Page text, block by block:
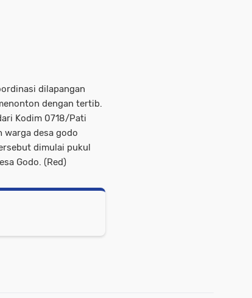
dilapangan
dengan tertib.
Kodim 0718/Pati
warga desa godo
dimulai pukul
Godo. (Red)